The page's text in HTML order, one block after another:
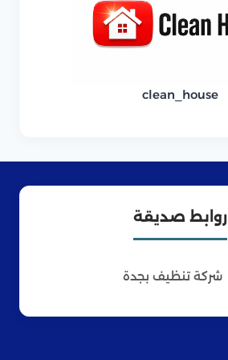
clean_house
روابط صديقة
شركة تنظيف بجدة